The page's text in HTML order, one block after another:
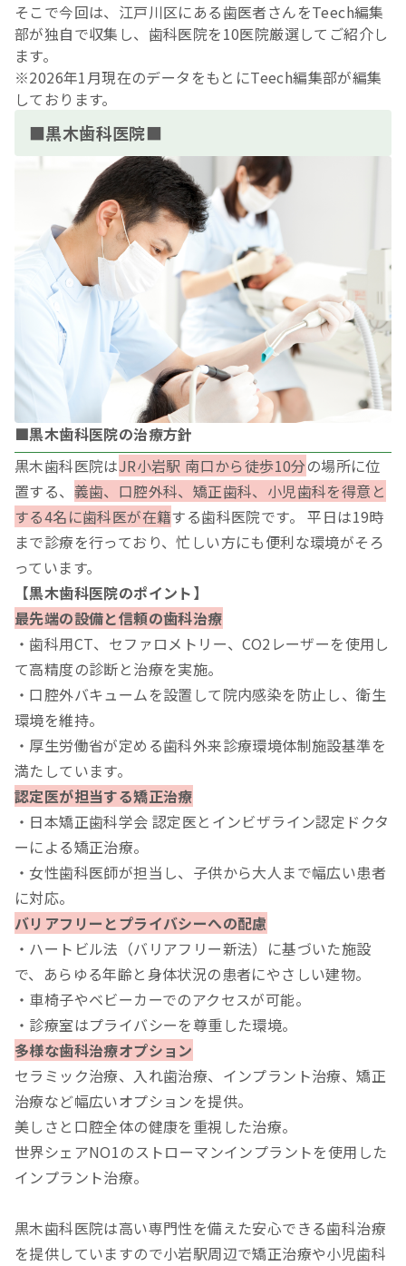
そこで今回は、江戸川区にある歯医者さんをTeech編集
部が独自で収集し、歯科医院を10医院厳選してご紹介し
ます。
※2026年1月現在のデータをもとにTeech編集部が編集
しております。
■黒木歯科医院■
■黒木歯科医院の治療方針
黒木歯科医院はJR小岩駅 南口から徒歩10分の場所に位
置する、 義歯、口腔外科、矯正歯科、小児歯科を得意と
する4名に歯科医が在籍する歯科医院です。 平日は19時
まで診療を行っており、忙しい方にも便利な環境がそろ
っています。
【黒木歯科医院のポイント】
最先端の設備と信頼の歯科治療
・歯科用CT、セファロメトリー、CO2レーザーを使用し
て高精度の診断と治療を実施。
・口腔外バキュームを設置して院内感染を防止し、衛生
環境を維持。
・厚生労働省が定める歯科外来診療環境体制施設基準を
満たしています。
認定医が担当する矯正治療
・日本矯正歯科学会 認定医とインビザライン認定ドクタ
ーによる矯正治療。
・女性歯科医師が担当し、子供から大人まで幅広い患者
に対応。
バリアフリーとプライバシーへの配慮
・ハートビル法（バリアフリー新法）に基づいた施設
で、あらゆる年齢と身体状況の患者にやさしい建物。
・車椅子やベビーカーでのアクセスが可能。
・診療室はプライバシーを尊重した環境。
多様な歯科治療オプション
セラミック治療、入れ歯治療、インプラント治療、矯正
治療など幅広いオプションを提供。
美しさと口腔全体の健康を重視した治療。
世界シェアNO1のストローマンインプラントを使用した
インプラント治療。
黒木歯科医院は高い専門性を備えた安心できる歯科治療
を提供していますので小岩駅周辺で矯正治療や小児歯科